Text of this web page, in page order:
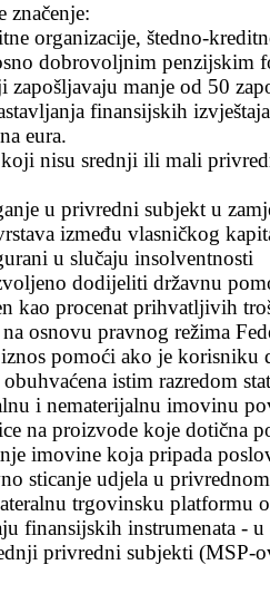
značenje:
organizacije, štedno-
dobrovoljnim penzijskim
zapošljavaju manje od 50
finansijskih izvje
eura.
nisu srednji ili mali
u privredni subjekt u
između vlasničkog
u slučaju insolventnosti
dodijeliti državnu
kao procenat prihvatljivih
osnovu pravnog režima
pomoći ako je korisniku
istim razredom
i nematerijalnu imovinu
na proizvode koje dotična
imovine koja pripada
sticanje udjela u
trgovinsku platformu
finansijskih instrumenata
privredni subjekti (MSP-